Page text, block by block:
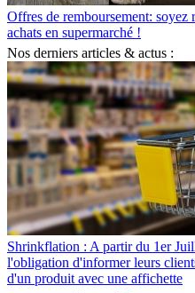
Offres de remboursement: soyez
achats en supermarché !
Nos derniers articles & actus :
Shrinkflation : A partir du 1er
l'obligation d'informer leurs
d'un produit avec une affichette